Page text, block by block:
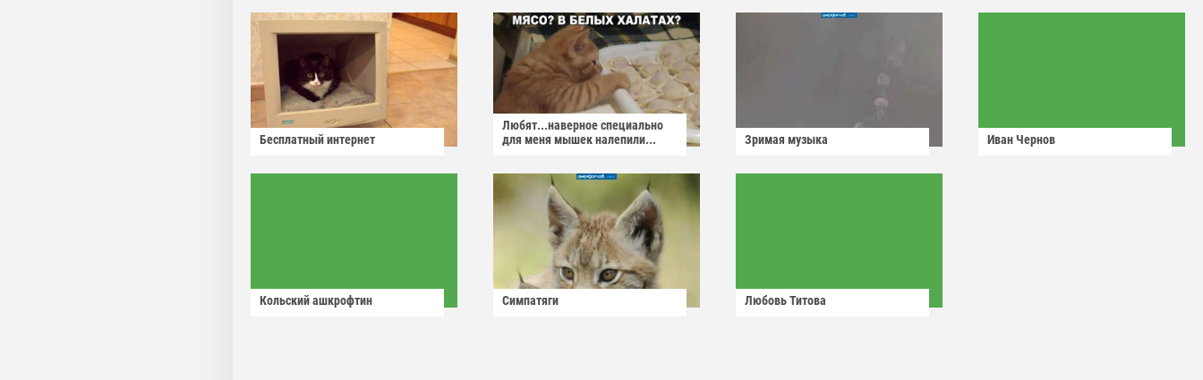
Бесплатный интернет
Любят...наверное специально
для меня мышек налепили...
Зримая музыка Иван Чернов
Кольский ашкрофтин Симпатяги Любовь Титова